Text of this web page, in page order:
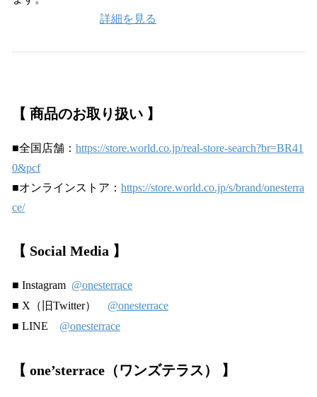
詳細を見る
【 商品のお取り扱い 】
■全国店舗： https://store.world.co.jp/real-store-search?br=BR41
0&pcf
■オンラインストア： https://store.world.co.jp/s/brand/onesterra
ce/
【 Social Media 】
■ Instagram @onesterrace
■ X（旧Twitter） @onesterrace
■ LINE @onesterrace
【 one’sterrace（ワンズテラス） 】